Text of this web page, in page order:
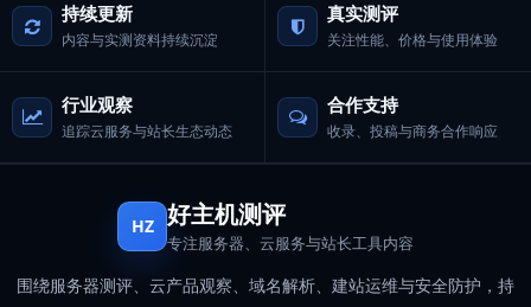
持续更新
内容与实测资料持续沉淀
真实测评
关注性能、价格与使用体验
行业观察
追踪云服务与站长生态动态
合作支持
收录、投稿与商务合作响应
HZ 好主机测评
专注服务器、云服务与站长工具内容
围绕服务器测评、云产品观察、域名解析、建站运维与安全防护，持